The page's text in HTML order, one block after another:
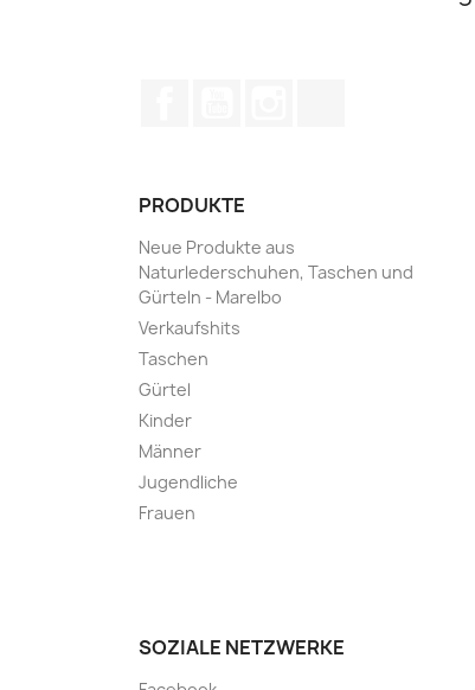
PRODUKTE
Neue Produkte aus
Naturlederschuhen, Taschen und
Gürteln - Marelbo
Verkaufshits
Taschen
Gürtel
Kinder
Männer
Jugendliche
Frauen
SOZIALE NETZWERKE